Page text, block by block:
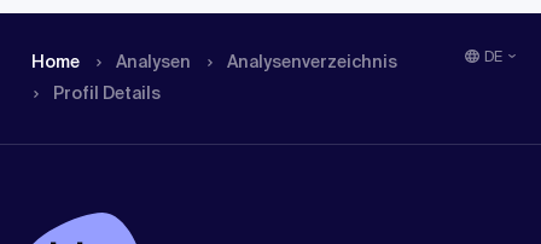
Home Analysen
Analysen­verzeichnis
Profil Details
DE